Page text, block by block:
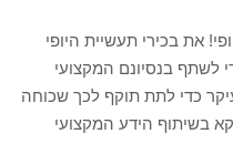
את בכירי תעשיית היופי
לשתף בנסיונם המקצועי
כדי לתת תוקף לכך שכוחה
בשיתוף הידע המקצועי